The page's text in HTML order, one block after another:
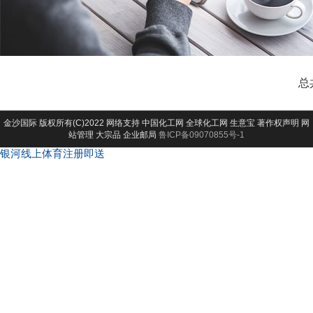
总
金沙国际 版权所有(C)2022 网络支持 中国化工网 全球化工网 生意宝 著作权声明 网
站管理 大宗品 企业邮局 鲁ICP备09070855号-1
银河线上体育注册即送